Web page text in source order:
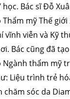
học. Bác sĩ Đỗ
mỹ Thế giới
vĩnh viễn và Kỹ
Bác cũng đã
Ngành thẩm mỹ
Liệu trình trẻ
chăm sóc da